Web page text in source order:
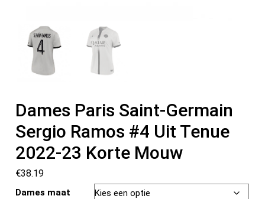
Dames Paris Saint-Germain
Sergio Ramos #4 Uit Tenue
2022-23 Korte Mouw
€38.19
Dames maat